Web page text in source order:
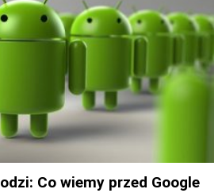
Co wiemy przed Google